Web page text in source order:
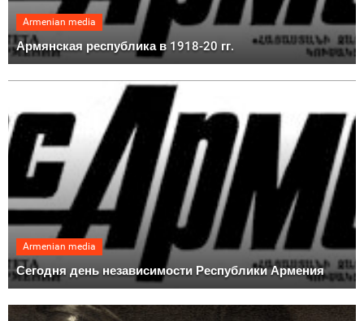
Armenian media
Армянская республика в 1918-20 гг.
Armenian media
Сегодня день независимости Республики Армения